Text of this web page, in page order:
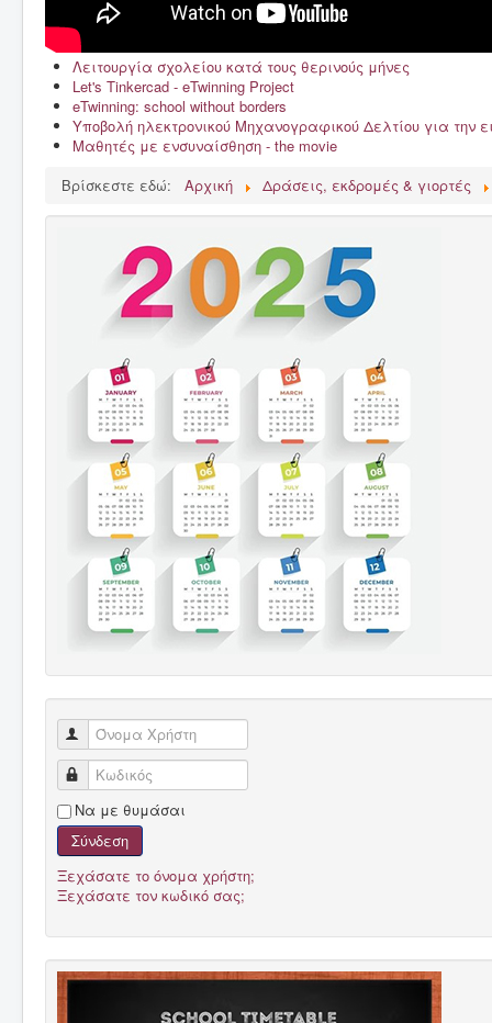
Λειτουργία σχολείου κατά τους θερινούς μήνες
Let's Tinkercad - eTwinning Project
eTwinning: school without borders
Υποβολή ηλεκτρονικού Μηχανογραφικού Δελτίου για
Μαθητές με ενσυναίσθηση - the movie
Βρίσκεστε εδώ:
Αρχική Δράσεις, εκδρομές & γιορτές
Όνομα Χρήστη
Κωδικός
Να με θυμάσαι
Σύνδεση
Ξεχάσατε το όνομα χρήστη;
Ξεχάσατε τον κωδικό σας;